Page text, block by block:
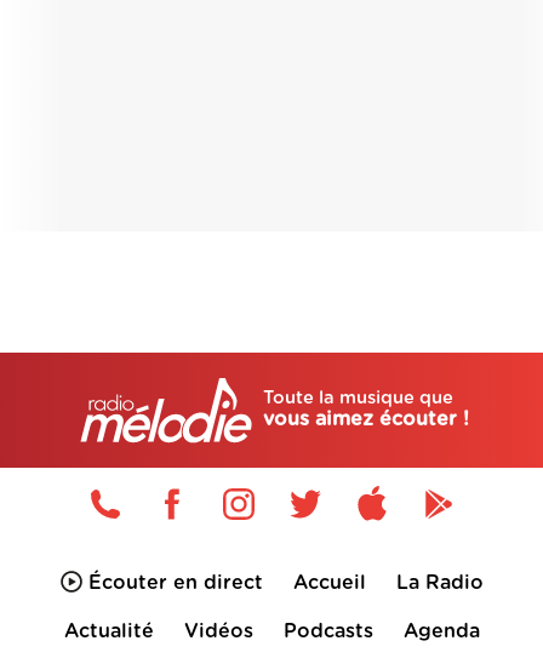
Toute la musique que
vous aimez écouter !
Écouter en direct Accueil La Radio
Actualité Vidéos Podcasts Agenda